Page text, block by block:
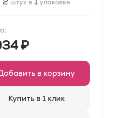
штук в упаковке
₽
в корзину
Купить в 1 клик